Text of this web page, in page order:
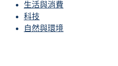
生活與消費
科技
自然與環境